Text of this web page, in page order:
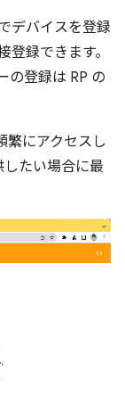
デバイスを登録
録できます。
の登録は RP の
繁にアクセスし
したい場合に最